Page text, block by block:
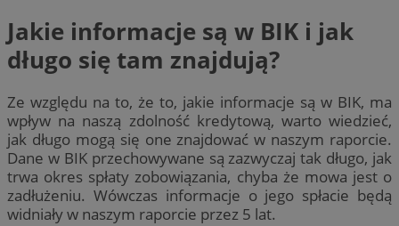
Jakie informacje są w BIK i jak
długo się tam znajdują?
Ze względu na to, że to, jakie informacje są w BIK, ma
wpływ na naszą zdolność kredytową, warto wiedzieć,
jak długo mogą się one znajdować w naszym raporcie.
Dane w BIK przechowywane są zazwyczaj tak długo, jak
trwa okres spłaty zobowiązania, chyba że mowa jest o
zadłużeniu. Wówczas informacje o jego spłacie będą
widniały w naszym raporcie przez 5 lat.